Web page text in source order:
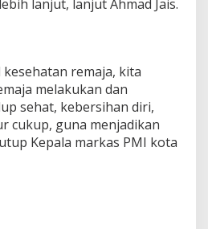
lanjut, lanjut Ahmad Jais.
remaja, kita
melakukan dan
sehat, kebersihan diri,
cukup, guna menjadikan
Kepala markas PMI kota